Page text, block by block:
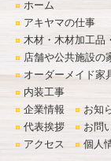
ホーム
アキヤマの仕事
木材・木材加工品
店舗や公共施設の
オーダーメイド家
内装工事
企業情報
代表挨拶
アクセス
お知
お問
個人